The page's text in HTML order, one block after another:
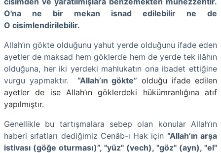
O'na ne bir mekan isnad edilebilir ne de
O cisimlendirilebilir.
Allah’ın gökte olduğunu yahut yerde olduğunu ifade eden
ayetler de maksad hem göklerde hem de yerde tek ilâhın
olduğuna, her iki yerdeki mahlukatın ona ibadet ettiğine
vurgu yapmaktır.
“Allah’ın gökte” olduğu ifade edilen
ayetler de ise Allah’ın göklerdeki hükümranlığına atıf
yapılmıştır.
Genellikle bu tartışmalara sebep olan konular Allah’ın
haberi sıfatları dediğimiz Cenâb-ı Hak için “Allah’ın arşa
istivası (göğe oturması)”, "yüz" (vech), "göz" (ayn), "el"